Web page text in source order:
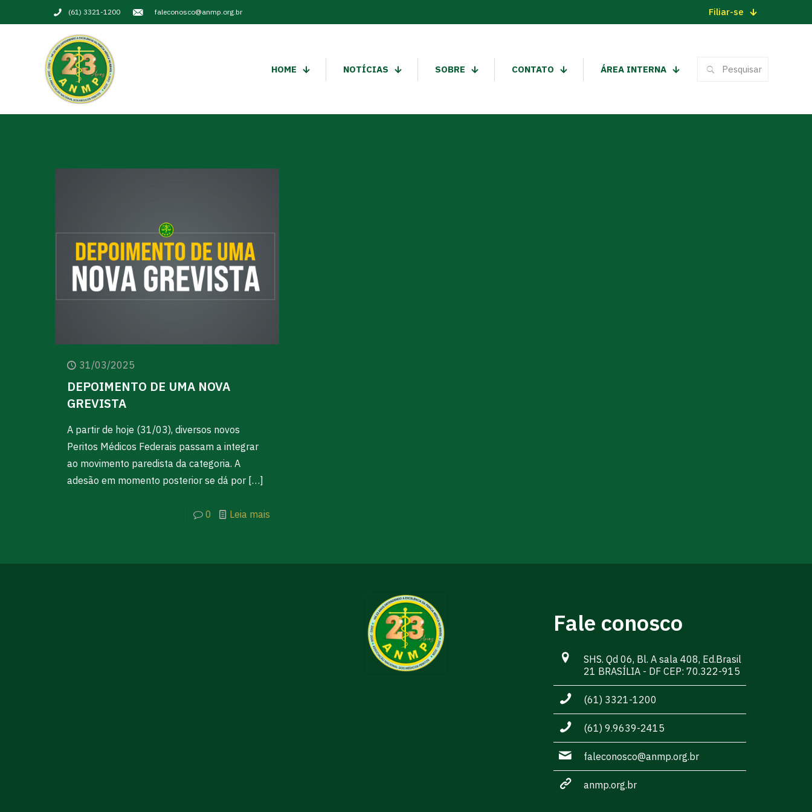
(61) 3321-1200 faleconosco@anmp.org.br Filiar-se
HOME NOTÍCIAS SOBRE CONTATO ÁREA INTERNA
31/03/2025
DEPOIMENTO DE UMA NOVA
GREVISTA
A partir de hoje (31/03), diversos novos
Peritos Médicos Federais passam a integrar
ao movimento paredista da categoria. A
adesão em momento posterior se dá por[…]
0 Leia mais
Fale conosco
SHS. Qd 06, Bl. A sala 408, Ed.Brasil
21 BRASÍLIA - DF CEP: 70.322-915
(61) 3321-1200
(61) 9.9639-2415
faleconosco@anmp.org.br
anmp.org.br